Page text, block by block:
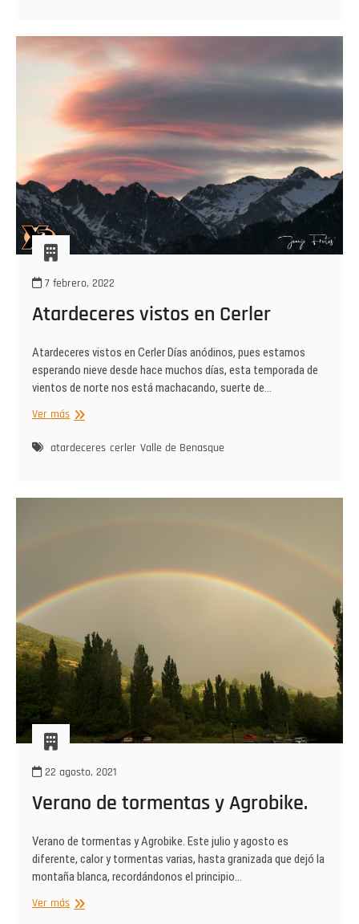
7 febrero, 2022
Atardeceres vistos en Cerler
Atardeceres vistos en Cerler Días anódinos, pues estamos
esperando nieve desde hace muchos días, esta temporada de
vientos de norte nos está machacando, suerte de…
Ver másAtardeceres
en
atardeceres cerler Valle de Benasque
22 agosto, 2021
Verano de tormentas y Agrobike.
Verano de tormentas y Agrobike. Este julio y agosto es
diferente, calor y tormentas varias, hasta granizada que dejó la
montaña blanca, recordándonos el principio…
Ver másVerano